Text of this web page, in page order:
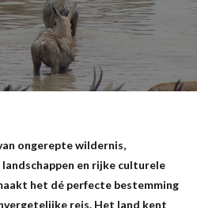
ongerepte wildernis,
landschappen en rijke culturele
het dé perfecte bestemming
reis. Het land kent